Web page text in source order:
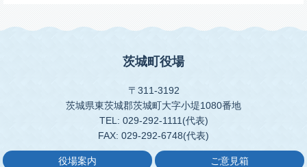
茨城町役場
〒311-3192
茨城県東茨城郡茨城町大字小堤1080番地
TEL: 029-292-1111(代表)
FAX: 029-292-6748(代表)
役場案内 ご意見箱